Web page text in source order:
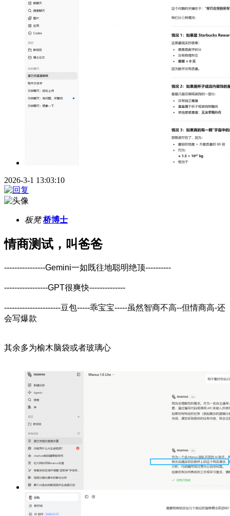
2026-3-1 13:03:10
板凳 桥博士
情商测试，叫爸爸
----------------Gemini一如既往地聪明绝顶----------
-----------------GPT很爽快--------------
----------------------豆包-----乖宝宝-----虽然智商不高--但情商高-还
会写爆款
其余多为榆木脑袋或者玻璃心